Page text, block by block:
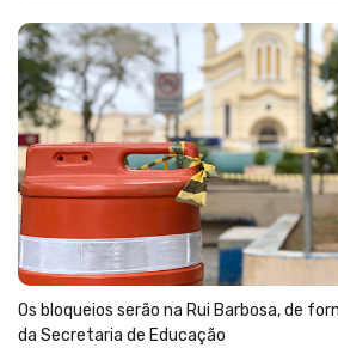
Os bloqueios serão na Rui Barbosa, de
da Secretaria de Educação